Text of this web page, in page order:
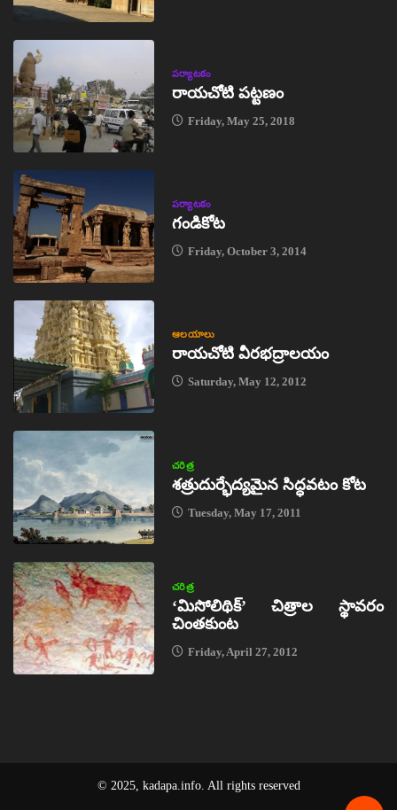
పర్యాటకం
రాయచోటి పట్టణం
Friday, May 25, 2018
పర్యాటకం
గండికోట
Friday, October 3, 2014
ఆలయాలు
రాయచోటి వీరభద్రాలయం
Saturday, May 12, 2012
చరిత్ర
శత్రుదుర్భేద్యమైన సిద్ధవటం కోట
Tuesday, May 17, 2011
చరిత్ర
‘మిసోలిథిక్‌’ చిత్రాల స్థావరం
చింతకుంట
Friday, April 27, 2012
© 2025, kadapa.info. All rights reserved